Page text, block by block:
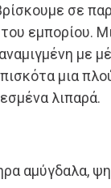
σε
του εμπορίου.
με
μια
λιπαρά.
αμύγδαλα,